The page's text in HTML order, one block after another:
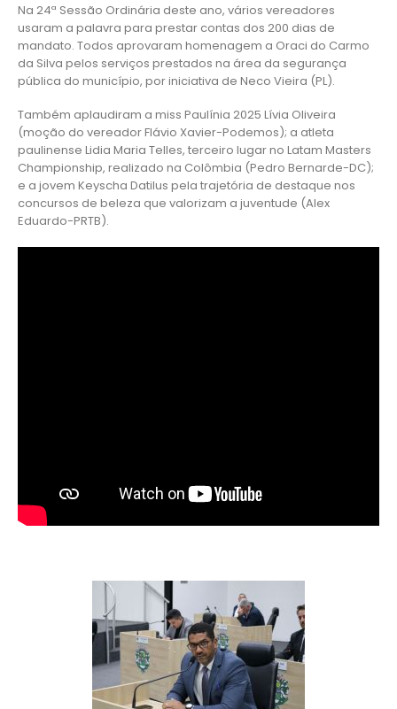
Na 24ª Sessão Ordinária deste ano, vários vereadores
usaram a palavra para prestar contas dos 200 dias de
mandato. Todos aprovaram homenagem a Oraci do Carmo
da Silva pelos serviços prestados na área da segurança
pública do município, por iniciativa de Neco Vieira (PL).
Também aplaudiram a miss Paulínia 2025 Lívia Oliveira
(moção do vereador Flávio Xavier-Podemos); a atleta
paulinense Lidia Maria Telles, terceiro lugar no Latam Masters
Championship, realizado na Colômbia (Pedro Bernarde-DC);
e a jovem Keyscha Datilus pela trajetória de destaque nos
concursos de beleza que valorizam a juventude (Alex
Eduardo-PRTB).